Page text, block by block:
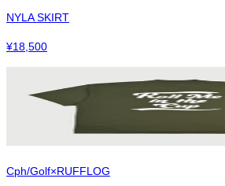
NYLA SKIRT
¥18,500
Cph/Golf×RUFFLOG